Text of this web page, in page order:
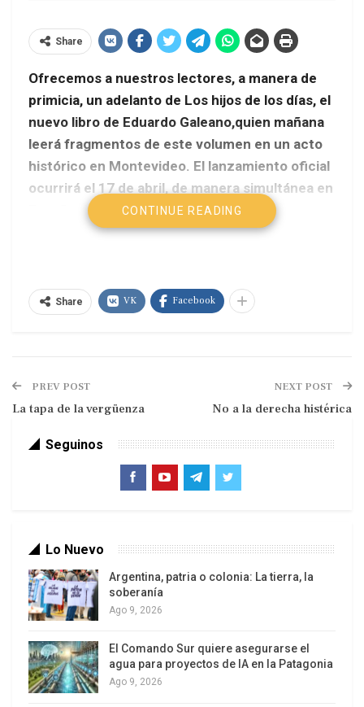
Share
Ofrecemos a nuestros lectores, a manera de
primicia, un adelanto de Los hijos de los días, el
nuevo libro de Eduardo Galeano,quien mañana
leerá fragmentos de este volumen en un acto
histórico en Montevideo. El lanzamiento oficial
ocurrirá el 17 de abril, de manera simultánea en
España, Argentina y México
Y los días se echaron a caminar.
Y ellos, los días, nos hicieron.
Y así fuimos nacidos nosotros,
los buscadores de la vida.
(El Génesis, según los mayas)
Enero 7/La nieta
Soledad, la nieta de Rafael Barrett, solía recordar
una frase del abuelo:
CONTINUE READING
Share VK Facebook
PREV POST
La tapa de la vergüenza
NEXT POST
No a la derecha histérica
Seguinos
Lo Nuevo
Argentina, patria o colonia: La tierra, la
soberanía
Ago 9, 2026
El Comando Sur quiere asegurarse el
agua para proyectos de IA en la Patagonia
Ago 9, 2026